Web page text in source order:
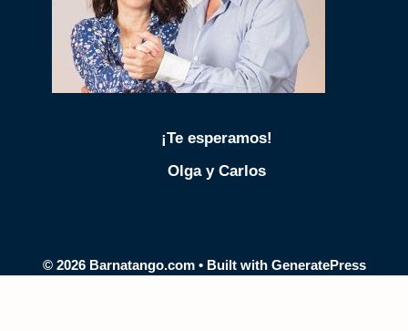
¡Te esperamos!
Olga y Carlos
© 2026 Barnatango.com• Built with GeneratePress